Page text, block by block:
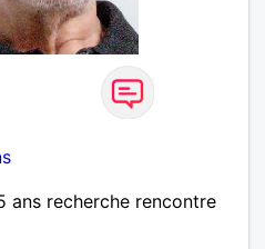
ans recherche rencontre